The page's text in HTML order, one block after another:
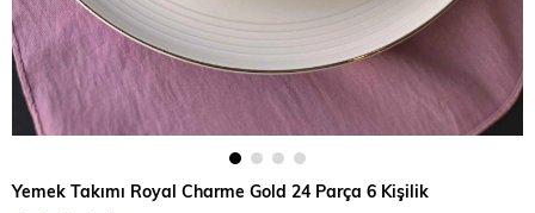
Yemek Takımı Royal Charme Gold 24 Parça 6 Kişilik